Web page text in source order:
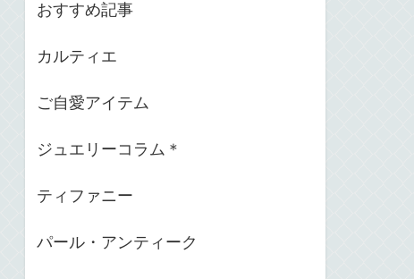
おすすめ記事
カルティエ
ご自愛アイテム
ジュエリーコラム＊
ティファニー
パール・アンティーク